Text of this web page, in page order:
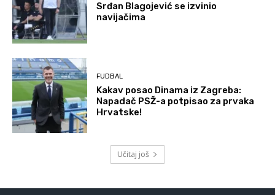
Srđan Blagojević se izvinio
navijačima
FUDBAL
Kakav posao Dinama iz Zagreba:
Napadač PSŽ-a potpisao za prvaka
Hrvatske!
Učitaj još